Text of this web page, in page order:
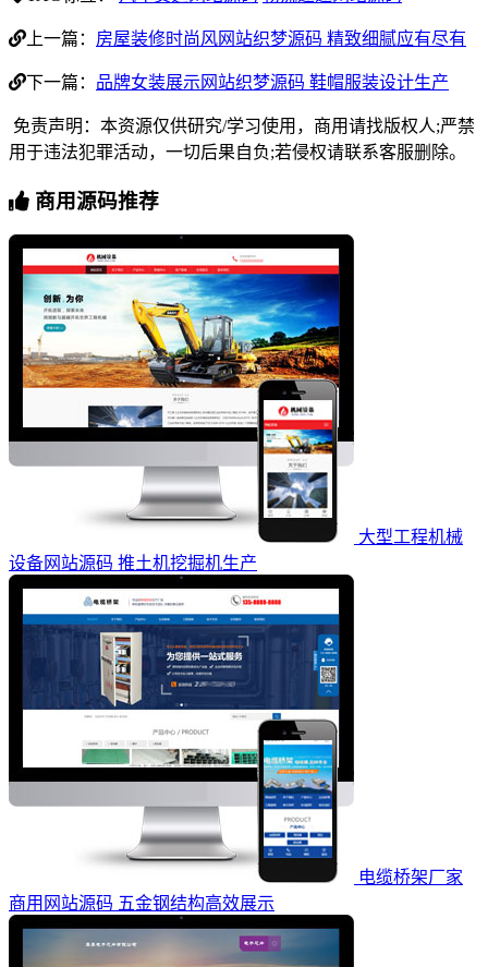
上一篇： 房屋装修时尚风网站织梦源码 精致细腻应有尽有
下一篇： 品牌女装展示网站织梦源码 鞋帽服装设计生产
免责声明：本资源仅供研究/学习使用，商用请找版权人;严禁
用于违法犯罪活动，一切后果自负;若侵权请联系客服删除。
商用源码推荐
大型工程机械
设备网站源码 推土机挖掘机生产
电缆桥架厂家
商用网站源码 五金钢结构高效展示